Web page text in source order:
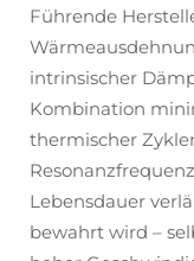
Führende
intrinsischer
Kombination
thermischer
Lebensdauer
bewahrt wird –